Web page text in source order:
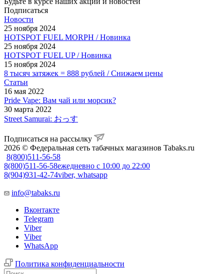
Подписаться
Новости
25 ноября 2024
HOTSPOT FUEL MORPH / Новинка
25 ноября 2024
HOTSPOT FUEL UP / Новинка
15 ноября 2024
8 тысяч затяжек = 888 рублей / Снижаем цены
Статьи
16 мая 2022
Pride Vape: Вам чай или морсик?
30 марта 2022
Street Samurai: おっす
Подписаться на рассылку
2026 © Федеральная сеть табачных магазинов Tabaks.ru
8(800)511-56-58
8(800)511-56-58ежедневно с 10:00 до 22:00
8(904)931-42-74viber, whatsapp
info@tabaks.ru
Вконтакте
Telegram
Viber
Viber
WhatsApp
Политика конфиденциальности